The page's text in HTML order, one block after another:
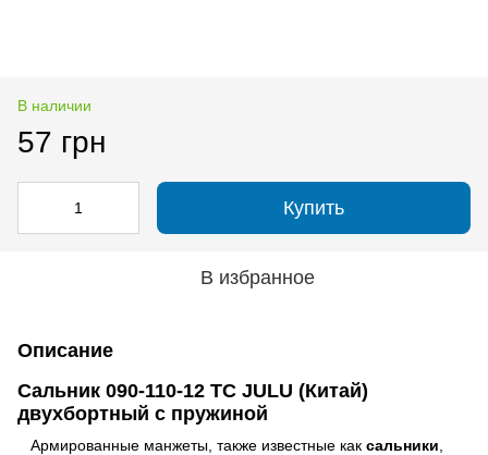
В наличии
57 грн
Купить
В избранное
Описание
Сальник 090-110-12 TC JULU (Китай)
двухбортный с пружиной
Армированные манжеты, также известные как сальники